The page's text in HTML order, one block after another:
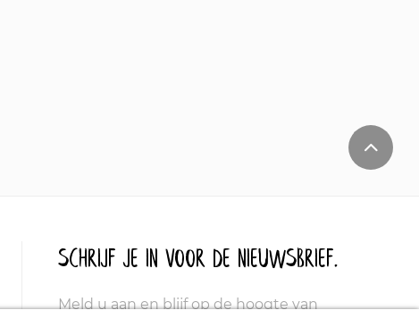
Schrijf je in voor de nieuwsbrief.
Meld u aan en blijf op de hoogte van